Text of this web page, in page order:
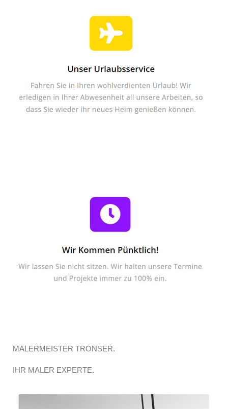
MALERMEISTER TRONSER.
IHR MALER EXPERTE.